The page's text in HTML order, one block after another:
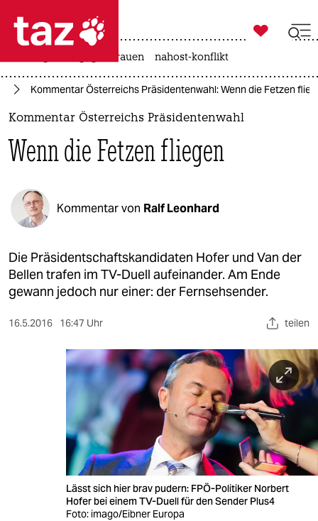
 taz zahl ich
taz zahl ich
politik
öko
gesellschaft
kultur
sport
berlin
wahrheit
veranstaltungen

taz zahl ich
gewalt gegen frauen nahost-konflikt
Kommentar Österreichs Präsidentenwahl: Wenn die Fetzen
Kommentar Österreichs Präsidentenwahl
Wenn die Fetzen fliegen
Kommentar von Ralf Leonhard
Die Präsidentschaftskandidaten Hofer und Van der
Bellen trafen im TV-Duell aufeinander. Am Ende
gewann jedoch nur einer: der Fernsehsender.
16.5.2016 16:47 Uhr teilen
Lässt sich hier brav pudern: FPÖ-Politiker Norbert
Hofer bei einem TV-Duell für den Sender Plus4
Foto: imago/Eibner Europa